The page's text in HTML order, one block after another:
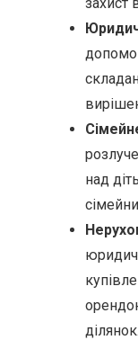
над
ділянок.